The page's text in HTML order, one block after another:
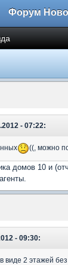
- 07:22:
((, можно
домов 10 и
- 09:30:
виде 2 этажей